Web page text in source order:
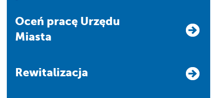
Oceń pracę Urzędu
Miasta
Rewitalizacja